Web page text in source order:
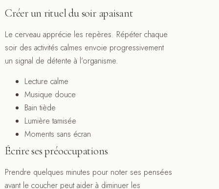
Créer un rituel du soir apaisant
Le cerveau apprécie les repères. Répéter chaque
soir des activités calmes envoie progressivement
un signal de détente à l’organisme.
Lecture calme
Musique douce
Bain tiède
Lumière tamisée
Moments sans écran
Écrire ses préoccupations
Prendre quelques minutes pour noter ses pensées
avant le coucher peut aider à diminuer les